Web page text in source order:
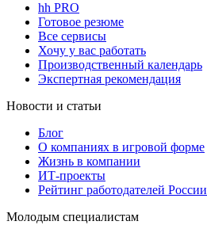
hh PRO
Готовое резюме
Все сервисы
Хочу у вас работать
Производственный календарь
Экспертная рекомендация
Новости и статьи
Блог
О компаниях в игровой форме
Жизнь в компании
ИТ-проекты
Рейтинг работодателей России
Молодым специалистам